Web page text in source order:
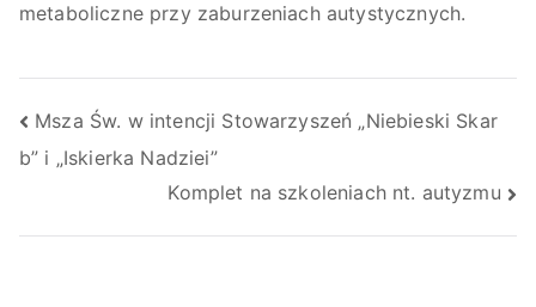
metaboliczne przy zaburzeniach autystycznych.
Msza Św. w intencji Stowarzyszeń „Niebieski Skar
b” i „Iskierka Nadziei”
Komplet na szkoleniach nt. autyzmu